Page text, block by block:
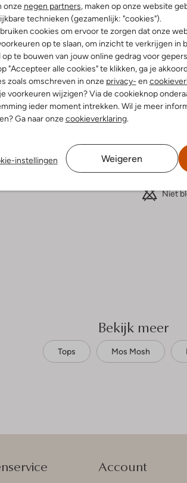
onze negen partners, maken op onze website
technieken (gezamenlijk: "cookies").
cookies om ervoor te zorgen dat onze
op te slaan, om inzicht te verkrijgen in
op te bouwen van jouw online gedrag voor
"Accepteer alle cookies" te klikken, ga je
zoals omschreven in onze privacy- en
voorkeuren wijzigen? Via de cookieknop
ieder moment intrekken. Wil je meer
Ga naar onzecookieverklaring.
instellingen Weigeren
& retourneren
& Pasvorm
Niet
Bekijk meer
Tops Mos Mosh
Account